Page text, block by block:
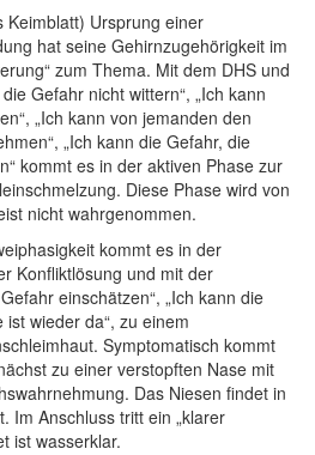
Ursprung einer
hat seine Gehirnzugehörigkeit im
zum Thema. Mit dem DHS und
Gefahr nicht wittern“, „Ich kann
„Ich kann von jemanden den
„Ich kann die Gefahr, die
kommt es in der aktiven Phase zur
Diese Phase wird von
nicht wahrgenommen.
kommt es in der
Konfliktlösung und mit der
einschätzen“, „Ich kann die
wieder da“, zu einem
Symptomatisch kommt
zu einer verstopften Nase mit
Das Niesen findet in
Im Anschluss tritt ein „klarer
ist wasserklar.